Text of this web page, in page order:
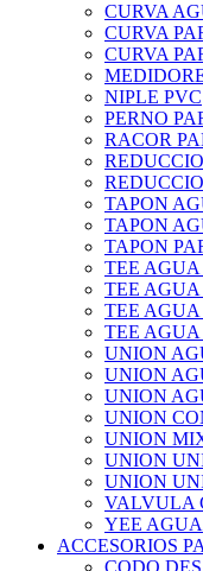
CURVA
CURVA
CURVA
NIPLE PVC
PERNO
RACOR
TAPON
TAPON
TAPON
TEE AGUA
TEE AGUA
TEE
TEE AGUA
UNION
UNION
UNION
UNION
UNION
UNION
UNION
VALVULA
YEE AGUA
ACCESORIOS